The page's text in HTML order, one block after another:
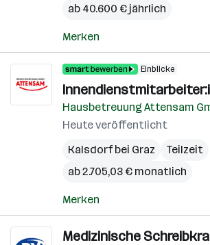
ab 40.600 € jährlich
Merken
Einblicke
Hausbetreuung Attensam
Heute veröffentlicht
Kalsdorf bei Graz
Teilzeit
ab 2.705,03 € monatlich
Merken
Medizinische